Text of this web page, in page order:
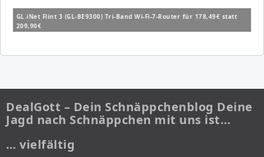
GL.iNet Flint 3 (GL-BE9300) Tri-Band Wi-Fi-7-Router für 178,49€ statt
209,90€
DealGott – Dein Schnäppchenblog Deine
Jagd nach Schnäppchen mit uns ist…
… vielfältig